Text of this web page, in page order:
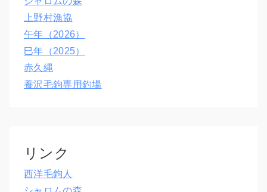
上野村漁協
午年（2026）
巳年（2025）
赤久縄
養沢毛鉤専用釣場
リンク
西洋毛鉤人